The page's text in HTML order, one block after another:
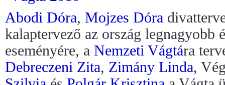
Abodi Dóra, Mojzes Dóra
kalaptervező az ország legnagyobb
eseményére, a Nemzeti Vágtára
Debreczeni Zita, Zimány Linda,